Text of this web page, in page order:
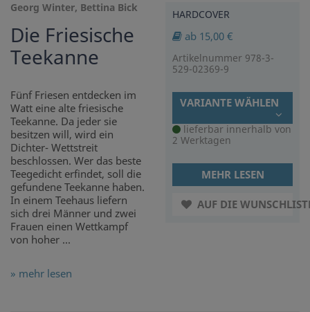
Georg Winter, Bettina Bick
Die Friesische
Teekanne
Fünf Friesen entdecken im
Watt eine alte friesische
Teekanne. Da jeder sie
besitzen will, wird ein
Dichter- Wettstreit
beschlossen. Wer das beste
Teegedicht erfindet, soll die
gefundene Teekanne haben.
In einem Teehaus liefern
sich drei Männer und zwei
Frauen einen Wettkampf
von hoher ...
» mehr lesen
HARDCOVER
ab 15,00 €
Artikelnummer 978-3-
529-02369-9
VARIANTE WÄHLEN
lieferbar innerhalb von
2 Werktagen
MEHR LESEN
AUF DIE